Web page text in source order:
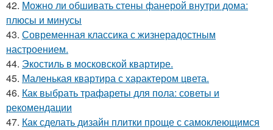
42. Можно ли обшивать стены фанерой внутри дома:
плюсы и минусы
43. Современная классика с жизнерадостным
настроением.
44. Экостиль в московской квартире.
45. Маленькая квартира с характером цвета.
46. Как выбрать трафареты для пола: советы и
рекомендации
47. Как сделать дизайн плитки проще с самоклеющимся